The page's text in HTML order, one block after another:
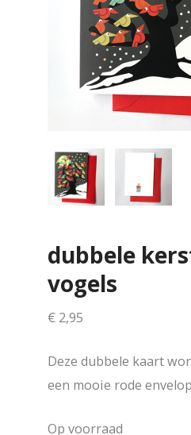
dubbele
vogels
€ 2,95
Deze dubbele kaart
een mooie rode
Op voorraad